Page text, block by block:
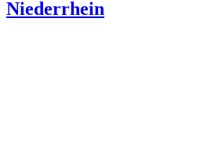
Niederrhein